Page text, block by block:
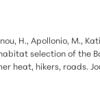
H., Apollonio, M.,
selection of the
heat, hikers, roads.